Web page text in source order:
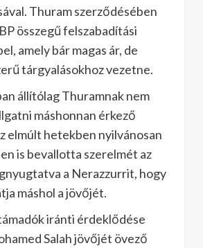
Thuram szerződésében
összegű felszabadítási
amely bár magas ár, de
tárgyalásokhoz vezetne.
állítólag Thuramnak nem
máshonnan érkező
elmúlt hetekben nyilvánosan
is bevallotta szerelmét az
a Nerazzurrit, hogy
máshol a jövőjét.
iránti érdeklődése
Salah jövőjét övező